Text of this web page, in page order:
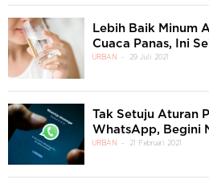
Lebih Baik Minum
Cuaca Panas, Ini
URBAN 29 Juli 2021
Tak Setuju Aturan
WhatsApp, Begini
URBAN 21 Februari 2021